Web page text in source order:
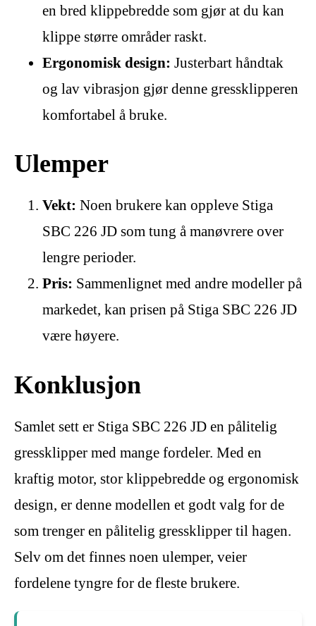
en bred klippebredde som gjør at du kan
klippe større områder raskt.
Ergonomisk design: Justerbart håndtak
og lav vibrasjon gjør denne gressklipperen
komfortabel å bruke.
Ulemper
Vekt: Noen brukere kan oppleve Stiga
SBC 226 JD som tung å manøvrere over
lengre perioder.
Pris: Sammenlignet med andre modeller på
markedet, kan prisen på Stiga SBC 226 JD
være høyere.
Konklusjon
Samlet sett er Stiga SBC 226 JD en pålitelig
gressklipper med mange fordeler. Med en
kraftig motor, stor klippebredde og ergonomisk
design, er denne modellen et godt valg for de
som trenger en pålitelig gressklipper til hagen.
Selv om det finnes noen ulemper, veier
fordelene tyngre for de fleste brukere.